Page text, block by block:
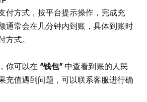
付方式，按平台提示操作，完成充
通常会在几分钟内到账，具体到账时
方式。
你可以在 “钱包” 中查看到账的人民
充值遇到问题，可以联系客服进行确